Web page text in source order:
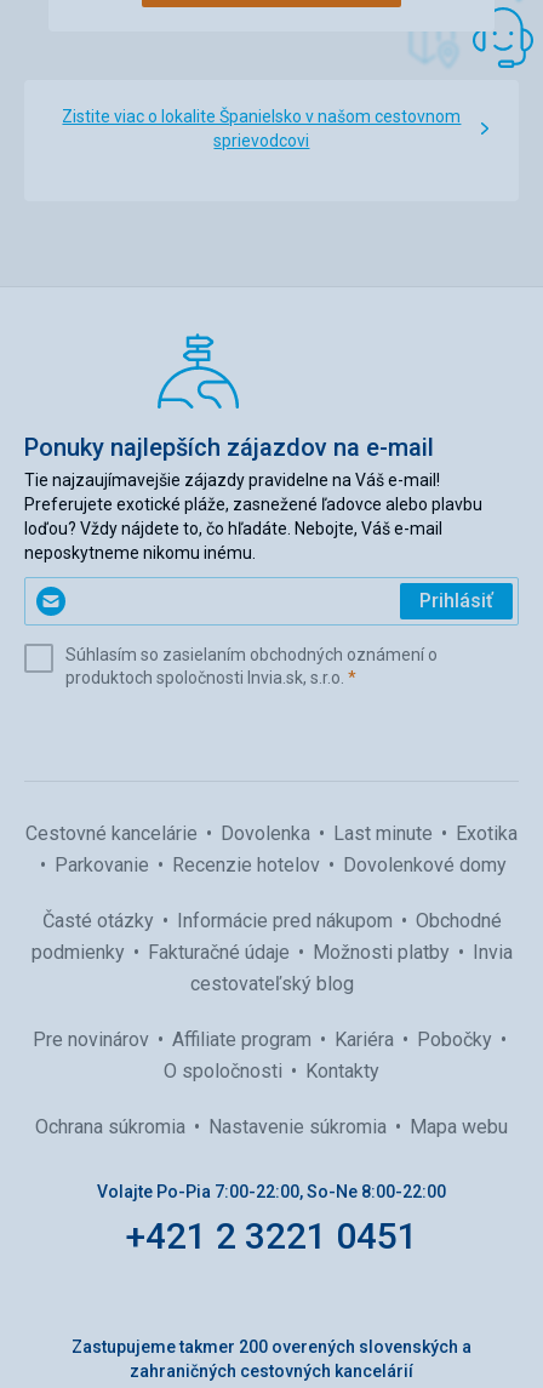
Perfektní apartmá, velmi prostorné a vybavené..parádní.
Velmi mne zklamalo připojení wifi, na pokoji nefungovalo,
Táto recenzia bola preložená automaticky pomocou
Zistite viac o lokalite Španielsko v našom cestovnom
sprievodcovi
Ponuky najlepších zájazdov na e-mail
Tie najzaujímavejšie zájazdy pravidelne na Váš e-mail!
Preferujete exotické pláže, zasnežené ľadovce alebo plavbu
loďou? Vždy nájdete to, čo hľadáte. Nebojte, Váš e-mail
neposkytneme nikomu inému.
Zadajte
svoj
(povinné)
Prihlásiť
Súhlasím so zasielaním obchodných oznámení o
produktoch spoločnosti Invia.sk, s.r.o. *(povinné)
Cestovné kancelárie Dovolenka Last minute
Exotika
Parkovanie
Recenzie hotelov Dovolenkové domy
Časté otázky Informácie pred nákupom
Obchodné
podmienky
Fakturačné údaje Možnosti platby
Invia
cestovateľský blog
Pre novinárov Affiliate program Kariéra
Pobočky
O spoločnosti
Kontakty
Ochrana súkromia Nastavenie súkromia Mapa webu
Volajte Po-Pia 7:00-22:00, So-Ne 8:00-22:00
+421 2 3221 0451
Zastupujeme takmer 200 overených slovenských a
zahraničných cestovných kancelárií